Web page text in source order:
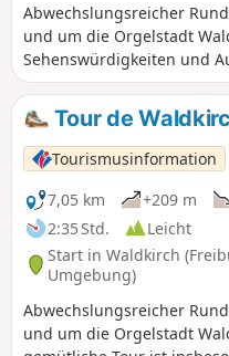
Abwechslungsreicher
und um die Orgelstadt
Sehenswürdigkeiten und
am Weg. Kürzere Variante
Tour de
Tourismusinformation
7,05 km
+209 m
2:35 Std.
Leicht
Start in Waldkirch
Umgebung)
Abwechslungsreicher
und um die Orgelstadt